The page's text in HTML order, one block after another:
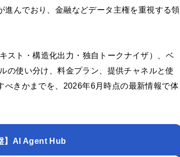
んでおり、金融などデータ主権を重視する領
スト・構造化出力・独自トークナイザ）、ベ
の使い分け、料金プラン、提供チャネルと使
きかまでを、2026年6月時点の最新情報で体
】AI Agent Hub